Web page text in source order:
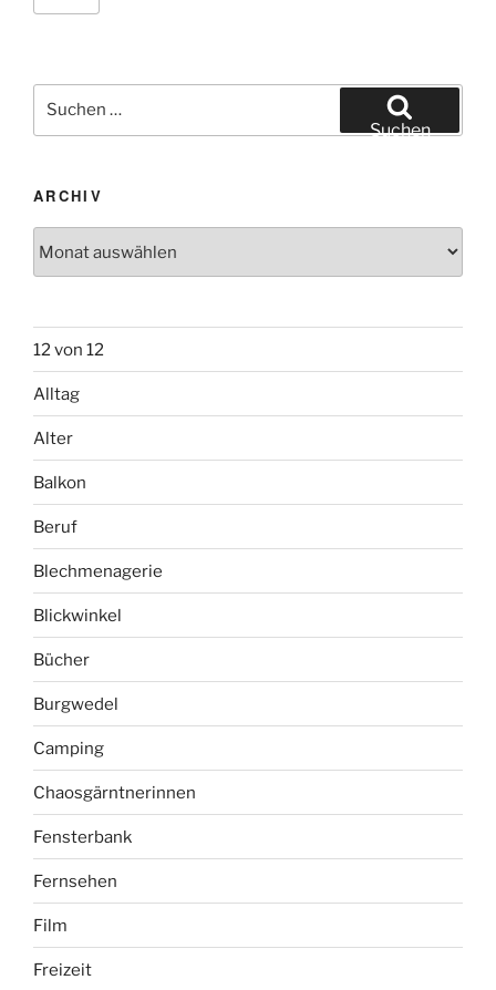
Suchen
nach:
Suchen
ARCHIV
12 von 12
Alltag
Alter
Balkon
Beruf
Blechmenagerie
Blickwinkel
Bücher
Burgwedel
Camping
Chaosgärntnerinnen
Fensterbank
Fernsehen
Film
Freizeit